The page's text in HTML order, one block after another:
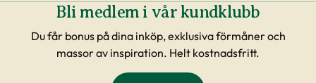
Bli medlem i vår kundklubb
Du får bonus på dina inköp, exklusiva förmåner och
massor av inspiration. Helt kostnadsfritt.